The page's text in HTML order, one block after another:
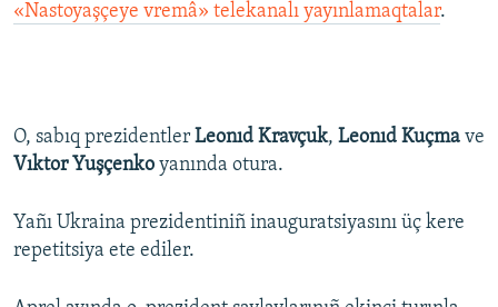
«Nastoyaşçeye vremâ» telekanalı yayınlamaqtalar.
O, sabıq prezidentler Leonıd Kravçuk, Leonıd Kuçma ve
Vıktor Yuşçenko yanında otura.
Yañı Ukraina prezidentiniñ inauguratsiyasını üç kere
repetitsiya ete ediler.